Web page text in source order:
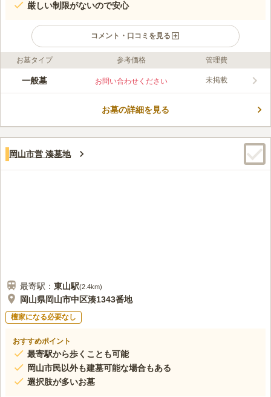
厳しい制限がないので安心
コメント・口コミを見る
ライフドット編集部のコメント
中学校や高校が近くにある市営墓地です。 病院やホテルなども
特定の宗教に帰属する必要がなく、信仰に左右されずに眠れま
口コミ評価
この霊園はまだ誰からも評価されていません。
お墓タイプ 参考価格 管理費
一般墓 お問い合わせください 未掲載
お墓の詳細を見る
岡山市営 湊墓地
最寄駅： 東山駅(2.4km)
岡山県岡山市中区湊1343番地
檀家になる必要なし
おすすめポイント
最寄駅から歩くことも可能
岡山市民以外も建墓可能な場合もある
選択肢が多いお墓